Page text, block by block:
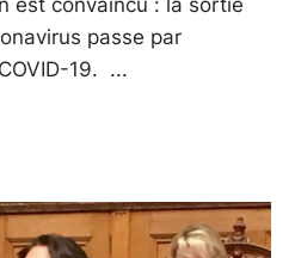
passe par
19.